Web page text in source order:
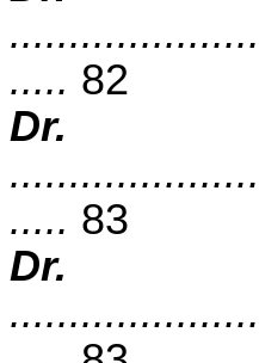
..... 82
Dr.
..... 83
Dr.